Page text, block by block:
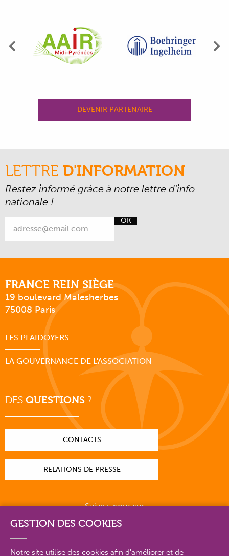
Précédent
DEVENIR PARTENAIRE
LETTRE D'INFORMATION
Restez informé grâce à notre lettre d’info
nationale !
OK
FRANCE REIN SIÈGE
19 boulevard Malesherbes
75008 Paris
LES PLAIDOYERS
LA GOUVERNANCE DE L'ASSOCIATION
DES QUESTIONS ?
CONTACTS
RELATIONS DE PRESSE
Suivez-nous sur
GESTION DES COOKIES
Notre site utilise des cookies afin d'améliorer et de